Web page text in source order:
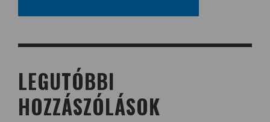
LEGUTÓBBI
HOZZÁSZÓLÁSOK